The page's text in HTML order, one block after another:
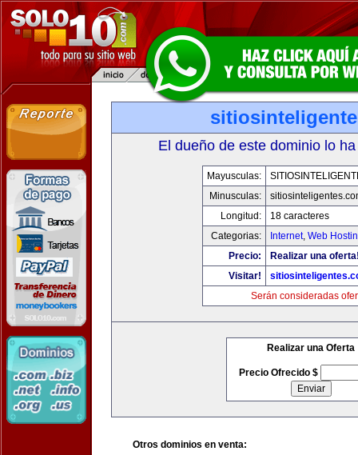
El dueño de este dominio lo
Mayusculas:
Minusculas:
Longitud:
18 caracteres
Categorias:
Internet, Web
Precio:
Realizar una
Visitar!
Serán consideradas
Realizar una Oferta
Precio Ofrecido $
Otros dominios en venta: